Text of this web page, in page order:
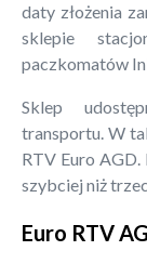
daty złożenia
sklepie
paczkomatów
Sklep
transportu. W
RTV Euro
szybciej niż
Euro RTV